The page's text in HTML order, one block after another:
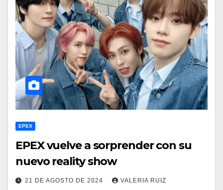
EPEX
EPEX vuelve a sorprender con su
nuevo reality show
21 DE AGOSTO DE 2024 VALERIA RUIZ